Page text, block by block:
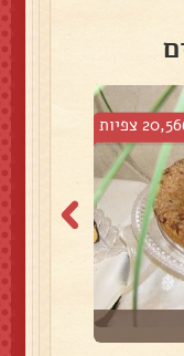
צפיות